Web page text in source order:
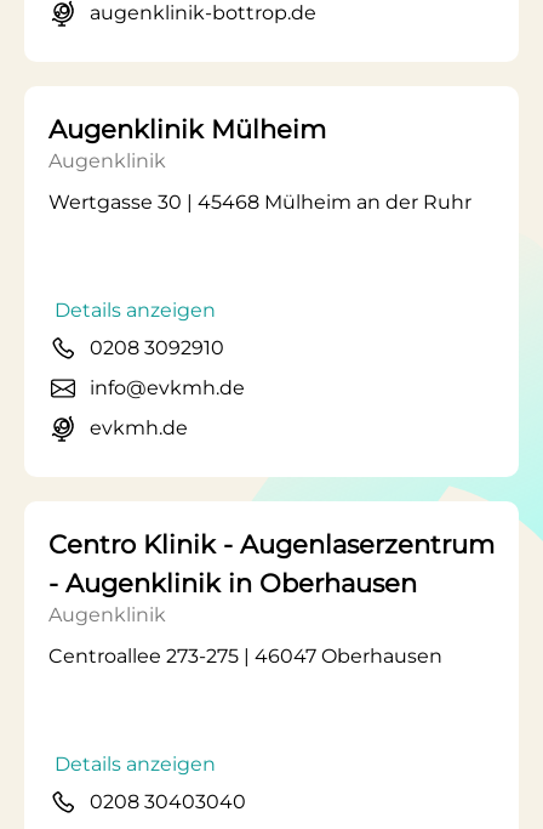
augenklinik-bottrop.de
Augenklinik Mülheim
Augenklinik
Wertgasse 30 | 45468 Mülheim an der Ruhr
Details anzeigen
0208 3092910
info@evkmh.de
evkmh.de
Centro Klinik - Augenlaserzentrum
- Augenklinik in Oberhausen
Augenklinik
Centroallee 273-275 | 46047 Oberhausen
Details anzeigen
0208 30403040